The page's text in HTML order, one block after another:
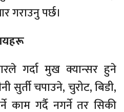
गराउनु पर्छ।
गर्दा मुख क्यान्सर हुने
चपाउने, चुरोट, बिडी,
काम गर्दै नगर्ने तर सिकी